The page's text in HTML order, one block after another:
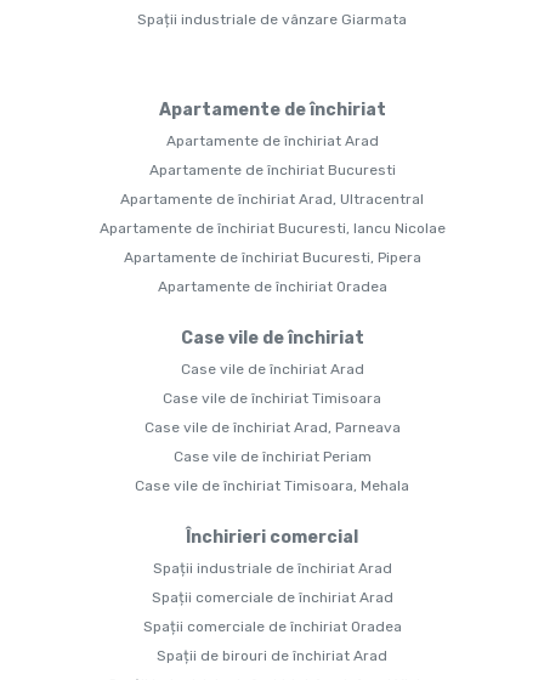
Spații industriale de vânzare Giarmata
Apartamente de închiriat
Apartamente de închiriat Arad
Apartamente de închiriat Bucuresti
Apartamente de închiriat Arad, Ultracentral
Apartamente de închiriat Bucuresti, Iancu Nicolae
Apartamente de închiriat Bucuresti, Pipera
Apartamente de închiriat Oradea
Case vile de închiriat
Case vile de închiriat Arad
Case vile de închiriat Timisoara
Case vile de închiriat Arad, Parneava
Case vile de închiriat Periam
Case vile de închiriat Timisoara, Mehala
Închirieri comercial
Spații industriale de închiriat Arad
Spații comerciale de închiriat Arad
Spații comerciale de închiriat Oradea
Spații de birouri de închiriat Arad